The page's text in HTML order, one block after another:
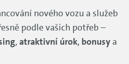
nového vozu a služeb
podle vašich potřeb –
, atraktivní úrok, bonusya